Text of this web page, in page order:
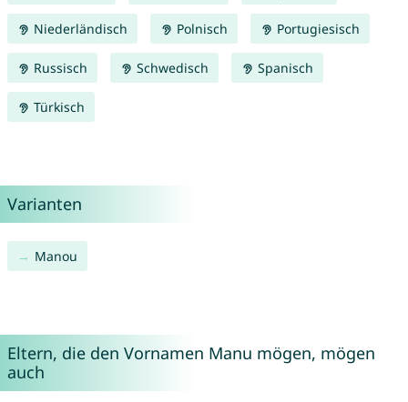
Niederländisch Polnisch Portugiesisch
Russisch Schwedisch Spanisch
Türkisch
Varianten
Manou
Eltern, die den Vornamen Manu mögen, mögen
auch